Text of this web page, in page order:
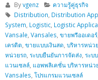
Byvgenz
ความรู้คู่ธุรกิจ
Distribution, Distribution
System, Logistic, Logistic
Vansale, Vansales, ขายพรีออเดอร์
เครดิต, ขายแบบเงินสด, บริหารหน่ว
หน่วยรถ, ระบบยืนยันการจัดส่ง, ระบ
แวนเซลล์, แอพพลิเคชั่น บริหารหน่ว
Vansales, โปรแกรมแวนเซลล์